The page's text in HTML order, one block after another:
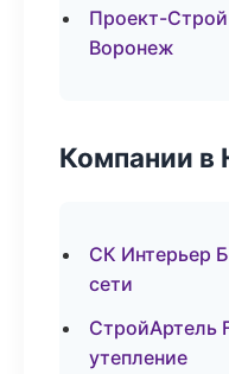
Проект-
Воронеж
Компании в
СК Интерьер
сети
СтройАртель
утепление